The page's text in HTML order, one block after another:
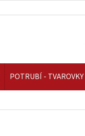
POTRUBÍ - TVAROVKY